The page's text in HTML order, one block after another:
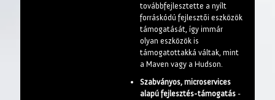
továbbfejlesztette a nyílt
forráskódú fejlesztői eszközök
támogatását, így immár
olyan eszközök is
támogatottakká váltak, mint
a Maven vagy a Hudson.
Szabványos, microservices
alapú fejlesztés-támogatás -